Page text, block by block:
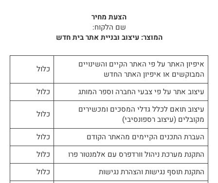
הצעת מחיר
שם הלקוח:
המוצר: עיצוב ובניית אתר בית חדש
איפיון האתר על פי האתר הקיים והשינויים
המבוקשים או איפיון האתר החדש
כלול
עיצוב אתר על פי צבעי החברה וספר המותג
כלול
עיצוב תואם לכלל גדלי המסכים ומכשירים
מקובלים (עיצוב רספונסיבי)
כלול
העברת התכנים הקיימים מהאתר הקודם
כלול
התקנת מערכת ניהול וורדפרס עם אלמנטור פרו
כלול
התקנת תוסף נגישות והצהרת נגישות
כלול